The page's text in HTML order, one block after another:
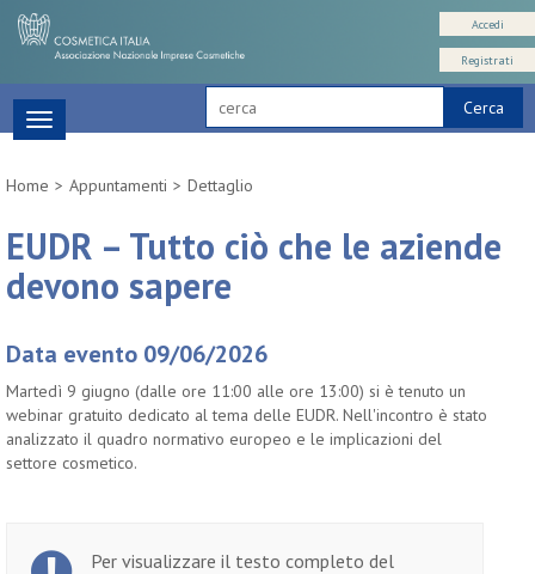
Cerca
Accedi
Registrati
Toggle
navigation
Home
Appuntamenti Dettaglio
EUDR – Tutto ciò che le aziende
devono sapere
Data evento 09/06/2026
Martedì 9 giugno (dalle ore 11:00 alle ore 13:00) si è tenuto un
webinar gratuito dedicato al tema delle EUDR. Nell'incontro è stato
analizzato il quadro normativo europeo e le implicazioni del
settore cosmetico.
Per visualizzare il testo completo del